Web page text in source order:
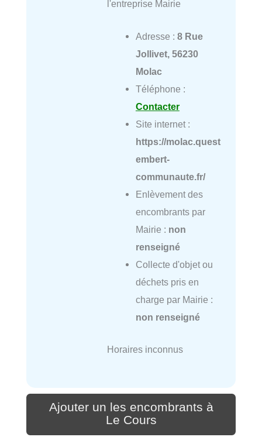
l'entreprise Mairie
Adresse : 8 Rue
Jollivet, 56230
Molac
Téléphone :
Contacter
Site internet :
https://molac.quest
embert-
communaute.fr/
Enlèvement des
encombrants par
Mairie : non
renseigné
Collecte d'objet ou
déchets pris en
charge par Mairie :
non renseigné
Horaires inconnus
Ajouter un les encombrants à
Le Cours